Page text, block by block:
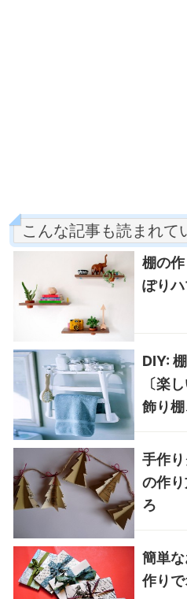
こんな記事も読まれて
棚の
ぽり
DIY:
〔楽
飾り棚
手作
の作
ろ
簡単
作り